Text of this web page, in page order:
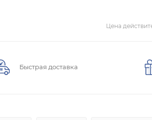
Цена
Быстрая доставка